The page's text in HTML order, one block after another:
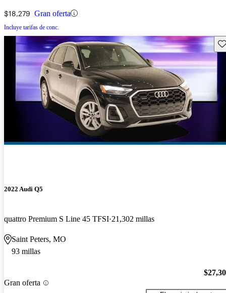
$18,279 Gran oferta
Incluye tarifas de conc.
2022 Audi Q5
quattro Premium S Line 45 TFSI 21,302 millas
Saint Peters, MO
93 millas
Gran oferta